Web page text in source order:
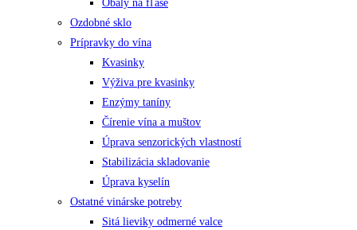
Obaly na fľaše
Ozdobné sklo
Prípravky do vína
Kvasinky
Výživa pre kvasinky
Enzýmy taníny
Čírenie vína a muštov
Úprava senzorických vlastností
Stabilizácia skladovanie
Úprava kyselín
Ostatné vinárske potreby
Sitá lieviky odmerné valce